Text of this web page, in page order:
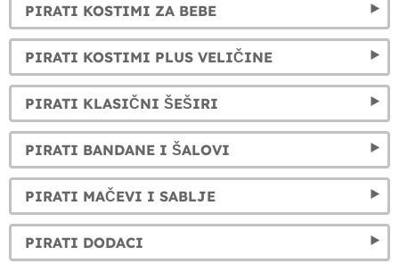
PIRATI KOSTIMI ZA BEBE
PIRATI KOSTIMI PLUS VELIČINE
PIRATI KLASIČNI ŠEŠIRI
PIRATI BANDANE I ŠALOVI
PIRATI MAČEVI I SABLJE
PIRATI DODACI